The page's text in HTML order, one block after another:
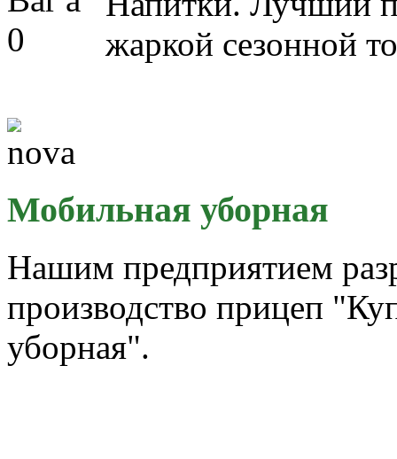
жаркой сезонной
Мобильная уборная
Нашим предприятием
производство прицеп
уборная".